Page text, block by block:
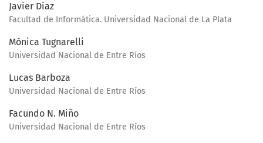
Javier Diaz
Facultad de Informática. Universidad Nacional de La Plata
Mónica Tugnarelli
Universidad Nacional de Entre Ríos
Lucas Barboza
Universidad Nacional de Entre Ríos
Facundo N. Miño
Universidad Nacional de Entre Ríos